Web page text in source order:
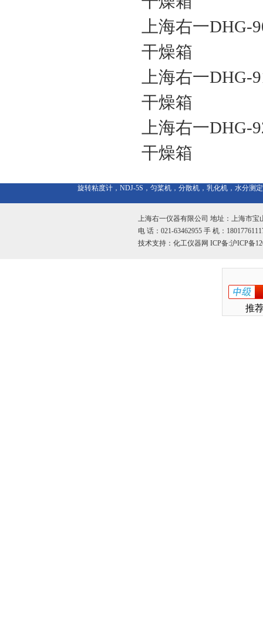
上海右一DHG-
干燥箱
上海右一DHG-
干燥箱
上海右一DHG-
干燥箱
旋转粘度计，NDJ-5S，匀桨机，分散机，乳化机，水分测
上海右一仪器有限公司 地址：上海市宝
电 话：021-63462955 手 机：
技术支持： 化工仪器网 ICP备:沪ICP备
推